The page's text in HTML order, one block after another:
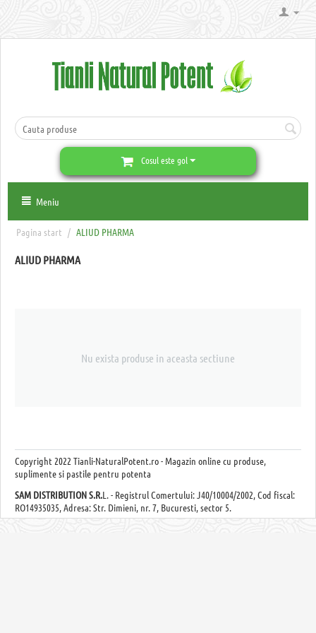
Cosul este gol
Meniu
Pagina start / ALIUD PHARMA
ALIUD PHARMA
Nu exista produse in aceasta sectiune
Copyright 2022 Tianli-NaturalPotent.ro - Magazin online cu produse,
suplimente si pastile pentru potenta
SAM DISTRIBUTION S.R.L. - Registrul Comertului: J40/10004/2002, Cod fiscal:
RO14935035, Adresa: Str. Dimieni, nr. 7, Bucuresti, sector 5.